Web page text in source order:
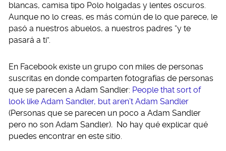
blancas, camisa tipo Polo holgadas y lentes oscuros.
Aunque no lo creas, es más común de lo que parece, le
pasó a nuestros abuelos, a nuestros padres “y te
pasará a ti”.
En Facebook existe un grupo con miles de personas
suscritas en donde comparten fotografías de personas
que se parecen a Adam Sandler: People that sort of
look like Adam Sandler, but aren’t Adam Sandler
(Personas que se parecen un poco a Adam Sandler
pero no son Adam Sandler). No hay qué explicar qué
puedes encontrar en este sitio.